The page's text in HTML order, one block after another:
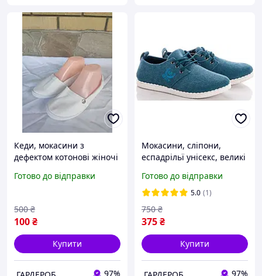
Кеди, мокасини з
дефектом котонові жіночі
RODIANA
Готово до відправки
100₴
500 ₴
Купити
97%
Мокасини, сліпони,
еспадрільї унісекс, великі
ACTIVE
Готово до відправки
5.0 (1)
375₴
750 ₴
Купити
97%